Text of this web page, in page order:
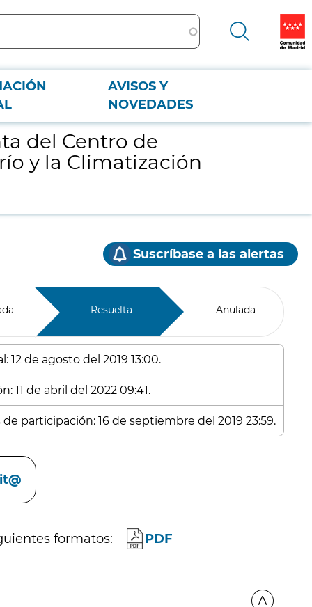
AVISOS Y
NOVEDADES
(CRN Moratalaz) de la Dirección General de Formación
del Centro de
y la Climatización
Suscríbase a las alertas
Resuelta Anulada
de agosto del 2019 13:00.
11 de abril del 2022 09:41.
participación: 16 de septiembre del 2019 23:59.
formatos: PDF